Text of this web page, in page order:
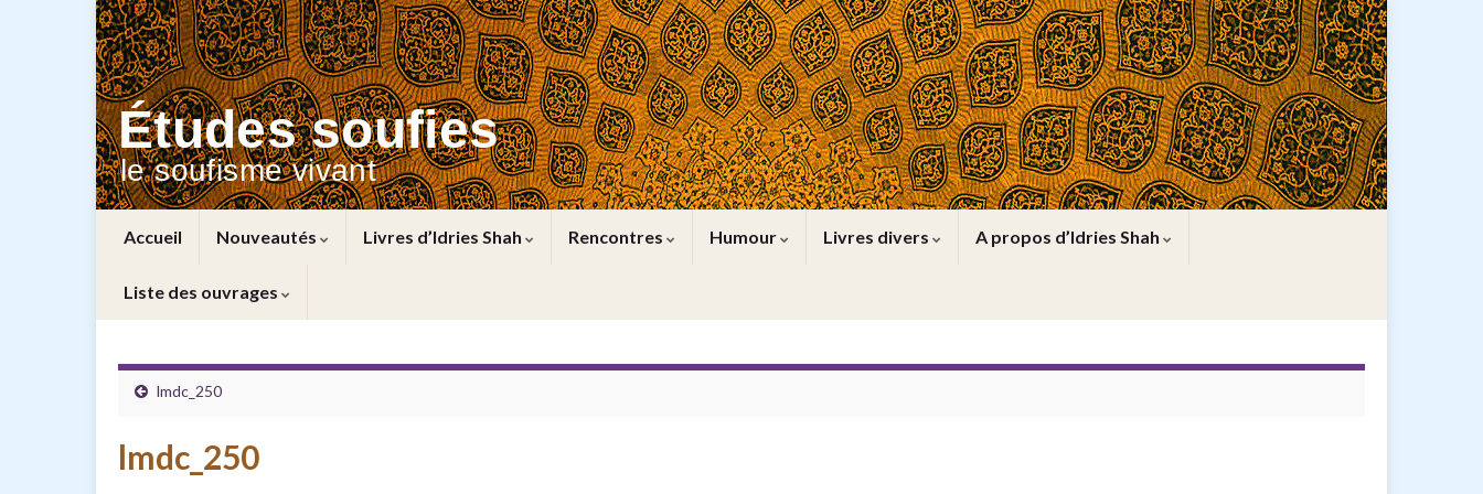
Études soufies
le soufisme vivant
Accueil Nouveautés Livres d’Idries Shah Rencontres Humour Livres divers A propos d’Idries Shah
Liste des ouvrages
lmdc_250
lmdc_250